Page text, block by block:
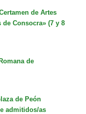
de Artes
de Consocra» (7 y 8
de
de Peón
admitidos/as